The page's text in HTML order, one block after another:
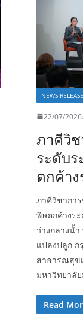
NEWS RELEASE
22/07/2026
ภาคีวิช
ระดับร
ตกค้า
ภาคีวิชากา
พิษตกค้างร
ว่างกลางน้
แปลงปลูก ก
สาธารณสุข
มหาวิทยาลั
Read